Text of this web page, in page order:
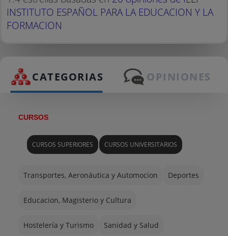
INSTITUTO ESPAÑOL PARA LA EDUCACION Y LA
FORMACION
CATEGORIAS OPINIONES
CURSOS
CURSOS SUPERIORES CURSOS UNIVERSITARIOS
Transportes, Aeronáutica y Automocion Deportes
Educacion, Magisterio y Cultura
Hostelería y Turismo Sanidad y Salud